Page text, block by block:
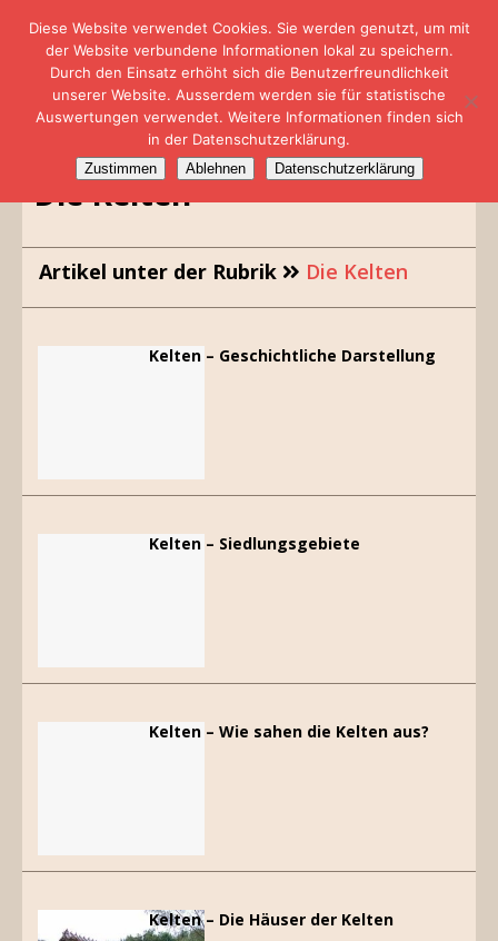
Die Kelten
Artikel unter der Rubrik Die Kelten
Kelten – Geschichtliche Darstellung
Kelten – Siedlungsgebiete
Kelten – Wie sahen die Kelten aus?
Kelten – Die Häuser der Kelten
Diese Website verwendet Cookies. Sie werden genutzt, um mit
der Website verbundene Informationen lokal zu speichern.
Durch den Einsatz erhöht sich die Benutzerfreundlichkeit
unserer Website. Ausserdem werden sie für statistische
Auswertungen verwendet. Weitere Informationen finden sich
in der Datenschutzerklärung.
Zustimmen Ablehnen Datenschutzerklärung